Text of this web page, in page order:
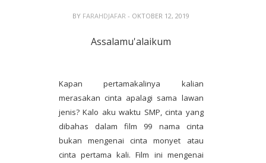
BY FARAHDJAFAR- OKTOBER 12, 2019
Assalamu'alaikum
Kapan pertamakalinya kalian
merasakan cinta apalagi sama lawan
jenis? Kalo aku waktu SMP, cinta yang
dibahas dalam film 99 nama cinta
bukan mengenai cinta monyet atau
cinta pertama kali. Film ini mengenai